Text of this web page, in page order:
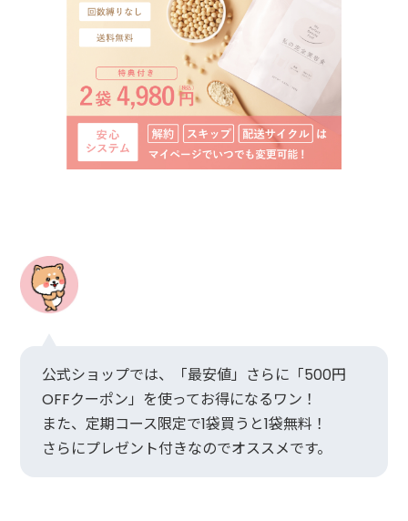
公式ショップでは、「最安値」さらに「500円
OFFクーポン」を使ってお得になるワン！
また、定期コース限定で1袋買うと1袋無料！
さらにプレゼント付きなのでオススメです。